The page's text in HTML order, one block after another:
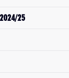
25